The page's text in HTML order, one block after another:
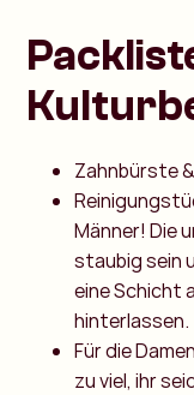
Zahnbürste
Männer! Die
staubig sein
eine Schicht
hinterlassen.
Für die
zu viel, ihr